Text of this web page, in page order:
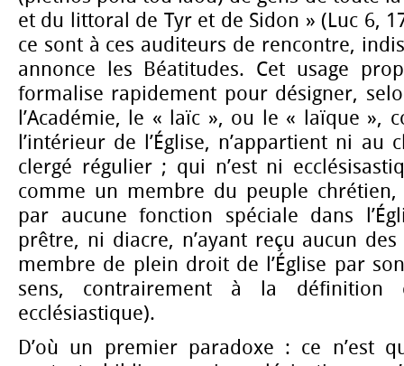
et du littoral de Tyr et de Sidon » (Luc 6,
ce sont à ces auditeurs de rencontre,
annonce les Béatitudes. Cet usage
formalise rapidement pour désigner,
l’Académie, le « laïc », ou le « laïque »,
l’intérieur de l’Église, n’appartient ni au
clergé régulier ; qui n’est ni
comme un membre du peuple
par aucune fonction spéciale dans
prêtre, ni diacre, n’ayant reçu aucun
membre de plein droit de l’Église par
sens, contrairement à la définition
ecclésiastique).
D’où un premier paradoxe : ce n’est